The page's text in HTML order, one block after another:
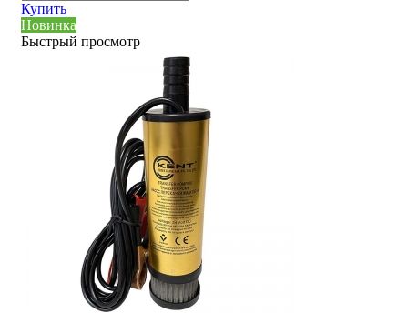
Купить
Новинка
Быстрый просмотр